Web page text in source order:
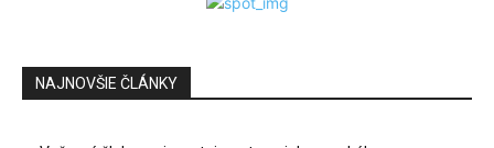
NAJNOVŠIE ČLÁNKY